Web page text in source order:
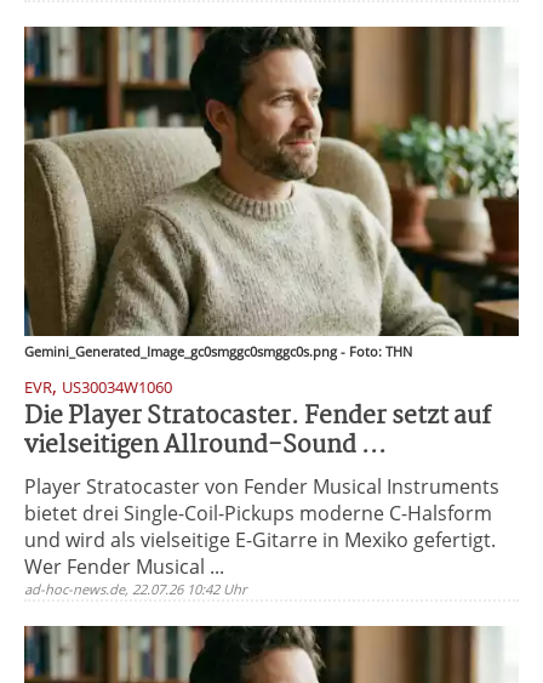
Gemini_Generated_Image_gc0smggc0smggc0s.png - Foto: THN
EVR, US30034W1060
Die Player Stratocaster. Fender setzt auf
vielseitigen Allround-Sound ...
Player Stratocaster von Fender Musical Instruments
bietet drei Single-Coil-Pickups moderne C-Halsform
und wird als vielseitige E-Gitarre in Mexiko gefertigt.
Wer Fender Musical ...
ad-hoc-news.de, 22.07.26 10:42 Uhr